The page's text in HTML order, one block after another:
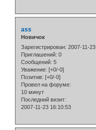
ass
Новичок
Зарегистрирован: 2007-11-23
Приглашений: 0
Сообщений: 5
Уважение: [+0/-0]
Позитив: [+0/-0]
Провел на форуме:
10 минут
Последний визит:
2007-11-23 16:10:53